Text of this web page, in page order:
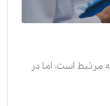
مرتبط است، اما در